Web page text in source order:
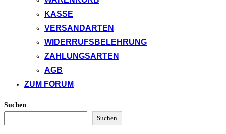
KASSE
VERSANDARTEN
WIDERRUFSBELEHRUNG
ZAHLUNGSARTEN
AGB
ZUM FORUM
Suchen
Suchen